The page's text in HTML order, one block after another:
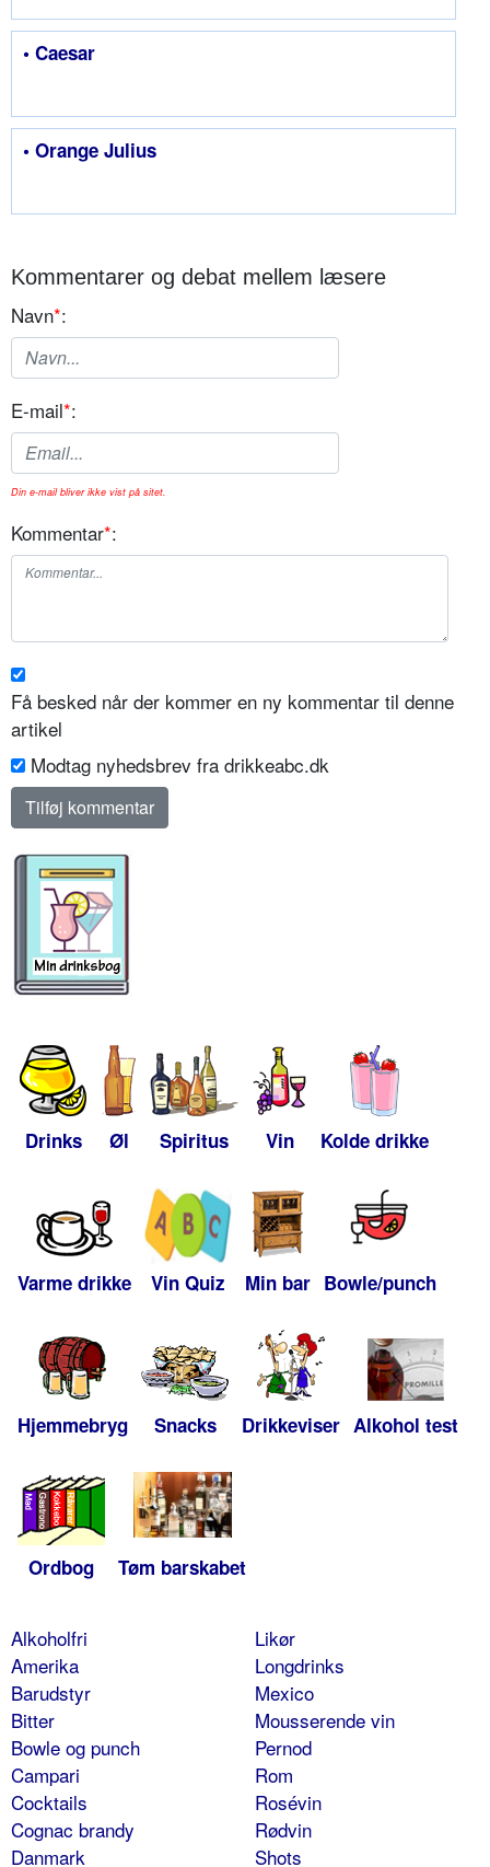
• Caesar
• Orange Julius
Kommentarer og debat mellem læsere
Navn*:
E-mail*:
Din e-mail bliver ikke vist på sitet.
Kommentar*:
Få besked når der kommer en ny kommentar til denne
artikel
Modtag nyhedsbrev fra drikkeabc.dk
Drinks Øl Spiritus Vin Kolde drikke
Varme drikke Vin Quiz Min bar Bowle/punch
Hjemmebryg Snacks Drikkeviser Alkohol test
Ordbog Tøm barskabet
Alkoholfri
Amerika
Barudstyr
Bitter
Bowle og punch
Campari
Cocktails
Cognac brandy
Danmark
Likør
Longdrinks
Mexico
Mousserende vin
Pernod
Rom
Rosévin
Rødvin
Shots